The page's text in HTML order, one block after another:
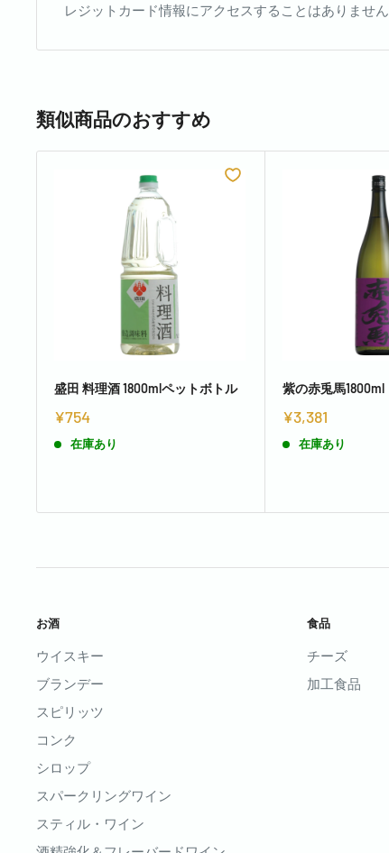
レジットカード情報にアクセスすることはありません
類似商品のおすすめ
盛田 料理酒 1800mlペットボトル
¥754
在庫あり
紫の赤兎馬1800ml
¥3,381
在庫あり
お酒
ウイスキー
ブランデー
スピリッツ
コンク
シロップ
スパークリングワイン
スティル・ワイン
食品
チーズ
加工食品